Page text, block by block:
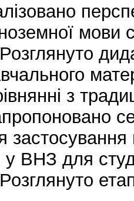
мови
з
застосування
у ВНЗ для